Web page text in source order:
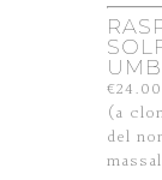
€24.00
(a
del